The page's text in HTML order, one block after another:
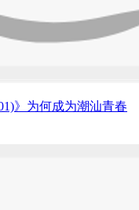
》为何成为潮汕青春